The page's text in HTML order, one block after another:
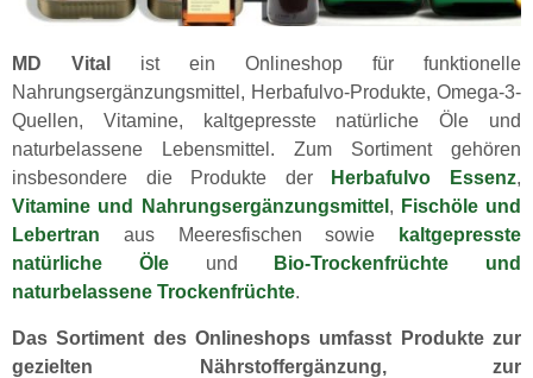
MD Vital
ist ein Onlineshop für funktionelle
Nahrungsergänzungsmittel, Herbafulvo-Produkte, Omega-3-
Quellen, Vitamine, kaltgepresste natürliche Öle und
naturbelassene Lebensmittel. Zum Sortiment gehören
insbesondere die Produkte der
Herbafulvo Essenz,
Vitamine und Nahrungsergänzungsmittel , Fischöle und
Lebertran aus Meeresfischen sowie
kaltgepresste
natürliche Öleund
Bio-Trockenfrüchte und
naturbelassene Trockenfrüchte.
Das Sortiment des Onlineshops umfasst Produkte zur
gezielten Nährstoffergänzung, zur